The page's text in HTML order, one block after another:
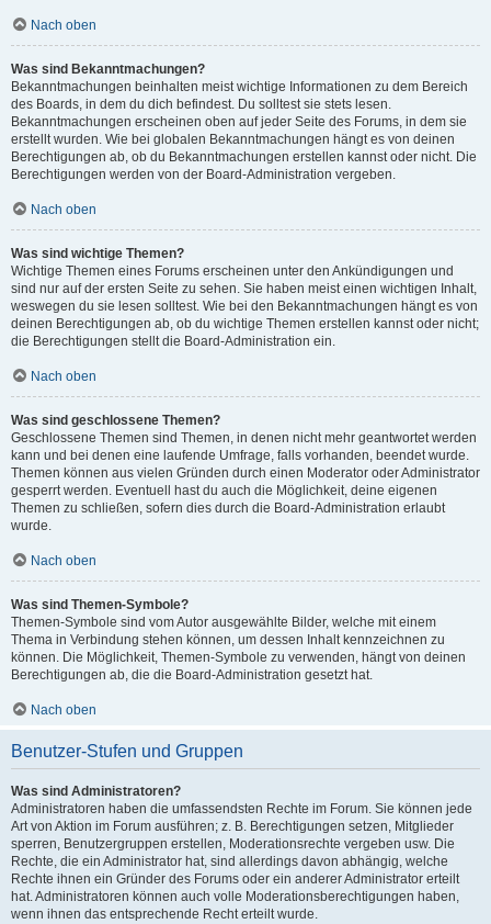
Nach oben
Was sind Bekanntmachungen?
Bekanntmachungen beinhalten meist wichtige Informationen zu dem Bereich
des Boards, in dem du dich befindest. Du solltest sie stets lesen.
Bekanntmachungen erscheinen oben auf jeder Seite des Forums, in dem sie
erstellt wurden. Wie bei globalen Bekanntmachungen hängt es von deinen
Berechtigungen ab, ob du Bekanntmachungen erstellen kannst oder nicht. Die
Berechtigungen werden von der Board-Administration vergeben.
Nach oben
Was sind wichtige Themen?
Wichtige Themen eines Forums erscheinen unter den Ankündigungen und
sind nur auf der ersten Seite zu sehen. Sie haben meist einen wichtigen Inhalt,
weswegen du sie lesen solltest. Wie bei den Bekanntmachungen hängt es von
deinen Berechtigungen ab, ob du wichtige Themen erstellen kannst oder nicht;
die Berechtigungen stellt die Board-Administration ein.
Nach oben
Was sind geschlossene Themen?
Geschlossene Themen sind Themen, in denen nicht mehr geantwortet werden
kann und bei denen eine laufende Umfrage, falls vorhanden, beendet wurde.
Themen können aus vielen Gründen durch einen Moderator oder Administrator
gesperrt werden. Eventuell hast du auch die Möglichkeit, deine eigenen
Themen zu schließen, sofern dies durch die Board-Administration erlaubt
wurde.
Nach oben
Was sind Themen-Symbole?
Themen-Symbole sind vom Autor ausgewählte Bilder, welche mit einem
Thema in Verbindung stehen können, um dessen Inhalt kennzeichnen zu
können. Die Möglichkeit, Themen-Symbole zu verwenden, hängt von deinen
Berechtigungen ab, die die Board-Administration gesetzt hat.
Nach oben
Benutzer-Stufen und Gruppen
Was sind Administratoren?
Administratoren haben die umfassendsten Rechte im Forum. Sie können jede
Art von Aktion im Forum ausführen; z. B. Berechtigungen setzen, Mitglieder
sperren, Benutzergruppen erstellen, Moderationsrechte vergeben usw. Die
Rechte, die ein Administrator hat, sind allerdings davon abhängig, welche
Rechte ihnen ein Gründer des Forums oder ein anderer Administrator erteilt
hat. Administratoren können auch volle Moderationsberechtigungen haben,
wenn ihnen das entsprechende Recht erteilt wurde.